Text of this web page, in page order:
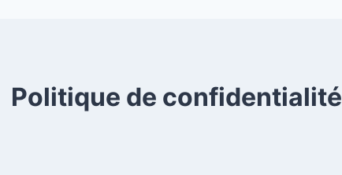
Politique de confidentialité